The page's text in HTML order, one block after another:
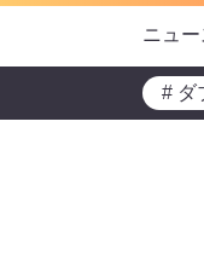
ニュー
# ダ